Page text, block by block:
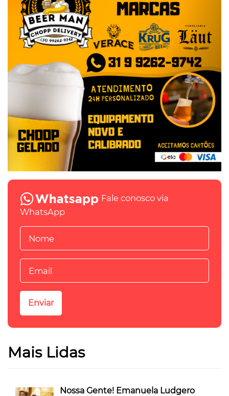
Fale conosco via
WhatsApp
Mais Lidas
Nossa Gente! Emanuela Ludgero